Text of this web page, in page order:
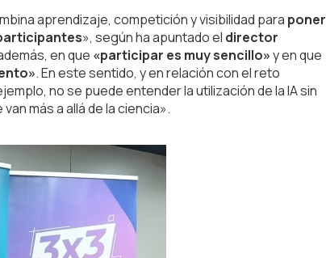
aprendizaje, competición y visibilidad para poner
», según ha apuntado el director
en que «participar es muy sencillo»y en que
. En este sentido, y en relación con el reto
no se puede entender la utilización de la IA sin
más a allá de la ciencia».